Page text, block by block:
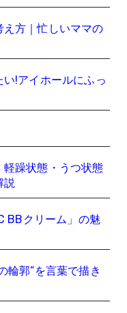
方｜忙しいママの
!アイホールにふっ
躁状態・うつ状態
説
BBクリーム」の魅
輪郭”を言葉で描き